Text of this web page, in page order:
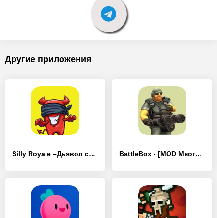
Другие приложения
Silly Royale –Дьявол среди нас - [MOD Много монет] BattleBox - [MOD Много денег]